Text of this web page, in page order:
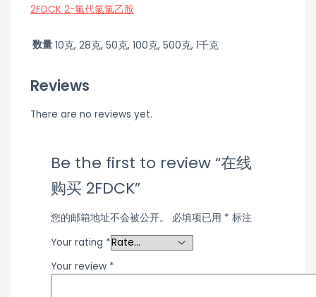
2FDCK 2-氟代氯氯乙胺
数量 10克, 28克, 50克, 100克, 500克, 1千克
Reviews
There are no reviews yet.
Be the first to review “在线
购买 2FDCK”
您的邮箱地址不会被公开。 必填项已用 * 标注
Your rating *
Your review *